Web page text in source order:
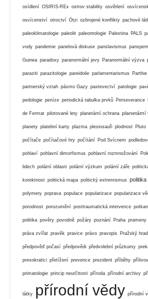
osídlení OSIRIS-REx ostrov stability osvětlení
osvícenství otroctví Ötzi ozbrojené konflikty pachové
paleoklimatologie paleolit paleontologie Palestina PALS
vody pandemie panelová diskuse panslavismus
Guinea paradoxy paranormální jevy Paranormální výzva
paraziti parazitologie pareidolie parlamentarismus Parthie
partnerský vztah pásmo Gazy pastevectví patologie
pedologie peníze periodická tabulka prvků Perseverance
de Fermat pilotované lety planetární ochrana planetární
planety platební karty plazma plesiosauři plodnost Pluto
počítače počítačové hry počítání Pod Svícnem
pohlaví pohlavní dimorfismus pohlavní rozmnožování
lidech polární oblasti polární výzkum polární záře
korektnost politická mapa politický extremismus politika
polymery poprava populace popularizace popularizace
porodnost porozumění posttraumatická intervence
politika pověry povodně požáry poznání Praha prameny
práva zvířat pravěk pravice právo pravopis Pražský hrad
předpověď počasí předpovědi předvolební průzkumy
presokratici přetížení prevence prezident příběhy
primatologie princip neurčitosti příroda přírodní archivy
látky přírodní vědy přírodní